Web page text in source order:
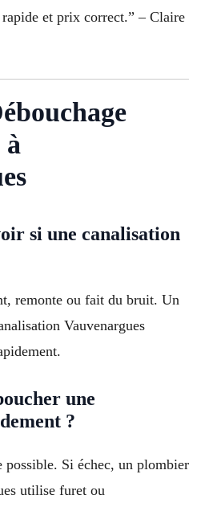
rapide et prix correct.” – Claire
à
si une canalisation
remonte ou fait du bruit. Un
Vauvenargues
une
?
possible. Si échec, un plombier
utilise furet ou